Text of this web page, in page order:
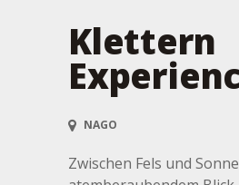
Klettern
NAGO
Zwischen Fels und